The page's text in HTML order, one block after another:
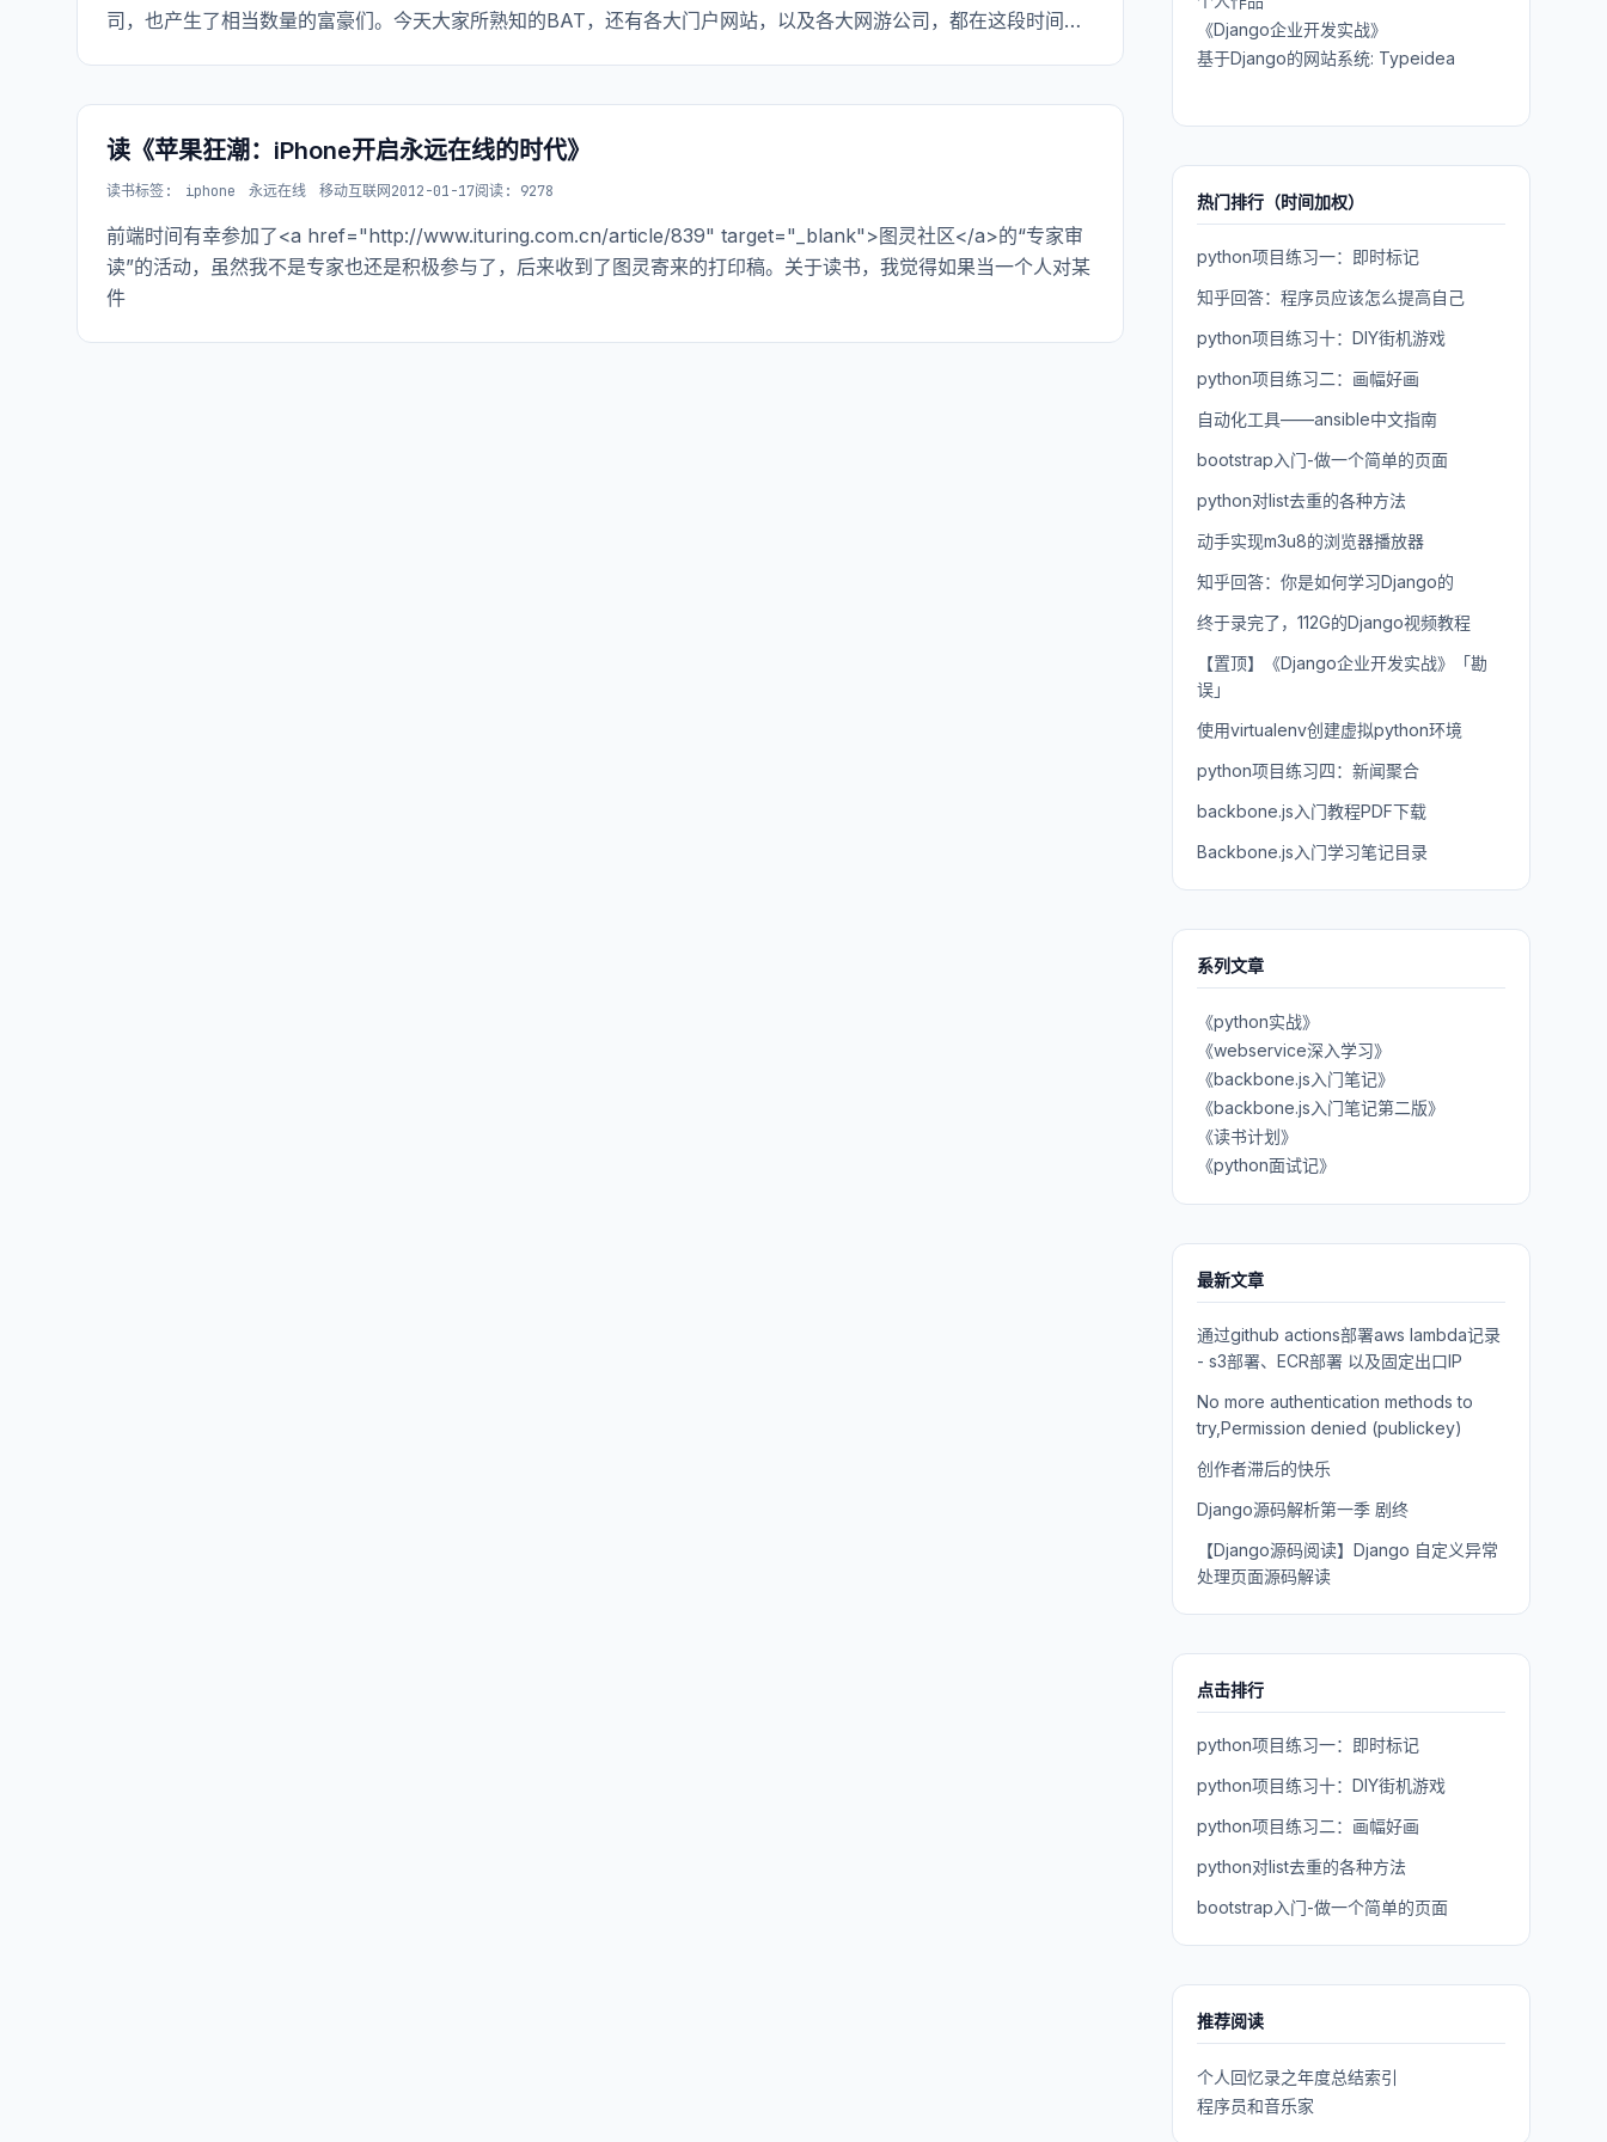
司，也产生了相当数量的富豪们。今天大家所熟知的BAT，还有各大门户网站，以及各大网游公司，都在这段时间开
读《苹果狂潮：iPhone开启永远在线的时代》
读书标签: iphone 永远在线 移动互联网2012-01-17阅读: 9278
前端时间有幸参加了<a href="http://www.ituring.com.cn/article/839" target="_blank">图灵社区</a>的“专家审
读”的活动，虽然我不是专家也还是积极参与了，后来收到了图灵寄来的打印稿。关于读书，我觉得如果当一个人对某
件
《Django企业开发实战》
基于Django的网站系统: Typeidea
热门排行（时间加权）
python项目练习一：即时标记
知乎回答：程序员应该怎么提高自己
python项目练习十：DIY街机游戏
python项目练习二：画幅好画
自动化工具——ansible中文指南
bootstrap入门-做一个简单的页面
python对list去重的各种方法
动手实现m3u8的浏览器播放器
知乎回答：你是如何学习Django的
终于录完了，112G的Django视频教程
【置顶】《Django企业开发实战》「勘
误」
使用virtualenv创建虚拟python环境
python项目练习四：新闻聚合
backbone.js入门教程PDF下载
Backbone.js入门学习笔记目录
系列文章
《python实战》
《webservice深入学习》
《backbone.js入门笔记》
《backbone.js入门笔记第二版》
《读书计划》
《python面试记》
最新文章
通过github actions部署aws lambda记录
- s3部署、ECR部署 以及固定出口IP
No more authentication methods to
try,Permission denied (publickey)
创作者滞后的快乐
Django源码解析第一季 剧终
【Django源码阅读】Django 自定义异常
处理页面源码解读
点击排行
python项目练习一：即时标记
python项目练习十：DIY街机游戏
python项目练习二：画幅好画
python对list去重的各种方法
bootstrap入门-做一个简单的页面
推荐阅读
个人回忆录之年度总结索引
程序员和音乐家